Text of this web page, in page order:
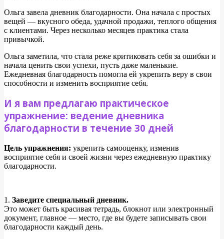
Ольга завела дневник благодарности. Она начала с простых
вещей — вкусного обеда, удачной продажи, теплого общения
с клиентами. Через несколько месяцев практика стала
привычкой.
Ольга заметила, что стала реже критиковать себя за ошибки и
начала ценить свои успехи, пусть даже маленькие.
Ежедневная благодарность помогла ей укрепить веру в свои
способности и изменить восприятие себя.
И я вам предлагаю практическое
упражнение: ведение дневника
благодарности в течение 30 дней
Цель упражнения: укрепить самооценку, изменив
восприятие себя и своей жизни через ежедневную практику
благодарности.
1. Заведите специальный дневник.
Это может быть красивая тетрадь, блокнот или электронный
документ, главное — место, где вы будете записывать свои
благодарности каждый день.